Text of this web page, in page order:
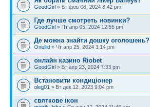
GoodGirl » Вт фев 06, 2024 8:42 pm
Где лучше смотреть новинки?
GoodGirl » Пт апр 05, 2024 12:55 pm
Де можна знайти дошку оголошень?
Onellid » Чт апр 25, 2024 3:14 pm
онлайн казино Riobet
GoodGirl » Вт апр 23, 2024 7:33 pm
Встановити кондиціонер
oleg01 » Вт дек 12, 2023 9:04 pm
святкове ікон